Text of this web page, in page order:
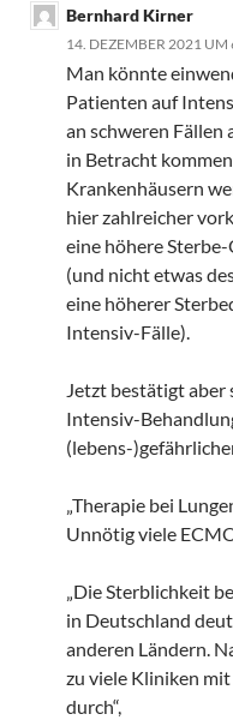
Bernhard Kirner
14. DEZEMBER 2021 UM
Man könnte
Patienten auf
an schweren
in Betracht
Krankenhäusern
hier zahlreicher
eine höhere
(und nicht etwas
eine höherer
Intensiv-Fälle).
Jetzt bestätigt aber
Intensiv-
(lebens-
„Therapie bei
Unnötig viele
„Die Sterblichkeit
in Deutschland
anderen Ländern.
zu viele Kliniken
durch“,